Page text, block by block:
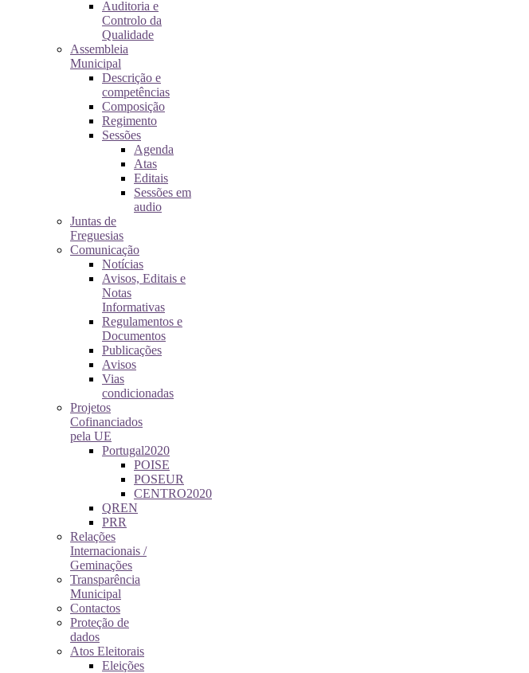
Auditoria e
Controlo da
Qualidade
Assembleia
Municipal
Descrição e
competências
Composição
Regimento
Sessões
Agenda
Atas
Editais
Sessões em
audio
Juntas de
Freguesias
Comunicação
Notícias
Avisos, Editais e
Notas
Informativas
Regulamentos e
Documentos
Publicações
Avisos
Vias
condicionadas
Projetos
Cofinanciados
pela UE
Portugal2020
POISE
POSEUR
CENTRO2020
QREN
PRR
Relações
Internacionais /
Geminações
Transparência
Municipal
Contactos
Proteção de
dados
Atos Eleitorais
Eleições